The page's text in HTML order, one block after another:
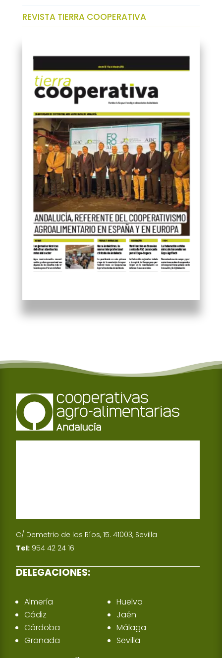
REVISTA TIERRA COOPERATIVA
C/ Demetrio de los Ríos, 15. 41003, Sevilla
Tel: 954 42 24 16
DELEGACIONES:
Almería
Cádiz
Córdoba
Granada
Huelva
Jaén
Málaga
Sevilla